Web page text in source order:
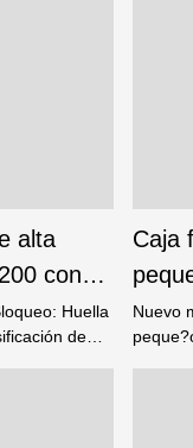
alta
con
-
Huella
de
Caja
Nuevo